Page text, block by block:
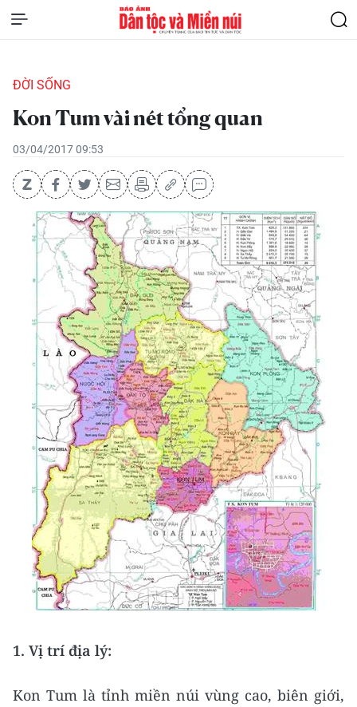
ĐỜI SỐNG
Kon Tum vài nét tổng quan
03/04/2017 09:53
1. Vị trí địa lý:
Kon Tum là tỉnh miền núi vùng cao, biên giới,